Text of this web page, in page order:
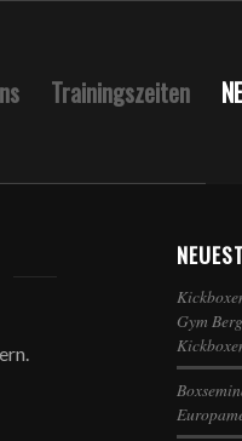
Trainingszeiten
Gym